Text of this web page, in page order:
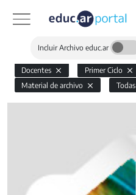
Incluir Archivo educ.ar
Docentes Primer Ciclo
Material de archivo
Todas